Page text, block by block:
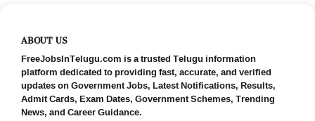
ABOUT US
FreeJobsInTelugu.com is a trusted Telugu information
platform dedicated to providing fast, accurate, and verified
updates on Government Jobs, Latest Notifications, Results,
Admit Cards, Exam Dates, Government Schemes, Trending
News, and Career Guidance.